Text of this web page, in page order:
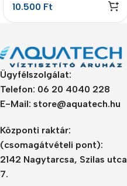
10.500 Ft
Ügyfélszolgálat:
Telefon: 06 20 4040 228
E-Mail: store@aquatech.hu
Központi raktár:
(csomagátvételi pont):
2142 Nagytarcsa, Szilas utca
7.